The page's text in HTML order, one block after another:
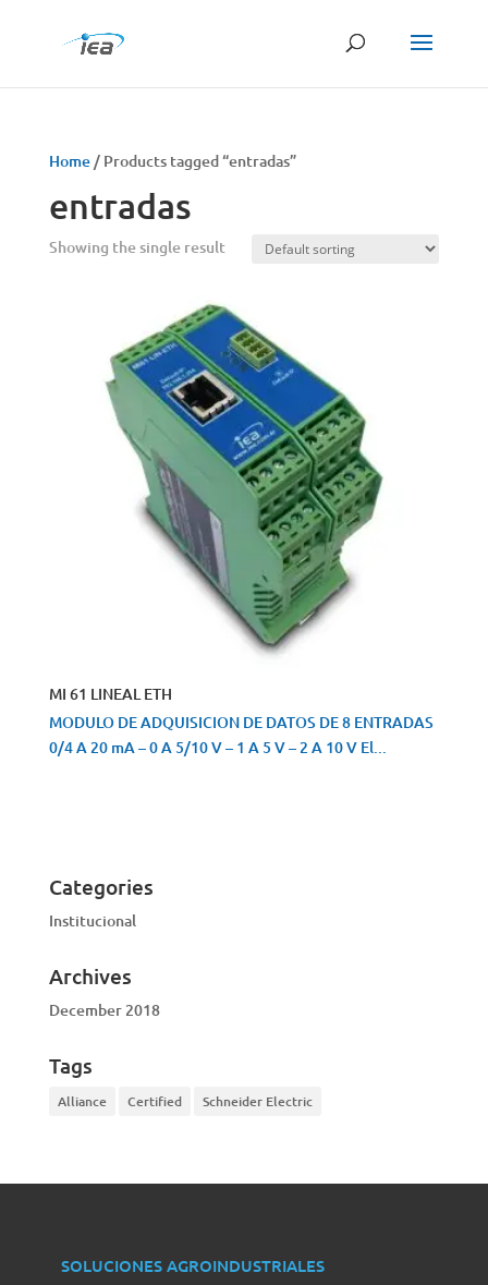
Home/ Products tagged “entradas”
entradas
Showing the single result
MI 61 LINEAL ETH
MODULO DE ADQUISICION DE DATOS DE 8 ENTRADAS
0/4 A 20 mA – 0 A 5/10 V – 1 A 5 V – 2 A 10 V El...
Categories
Institucional
Archives
December 2018
Tags
Alliance Certified Schneider Electric
SOLUCIONES AGROINDUSTRIALES